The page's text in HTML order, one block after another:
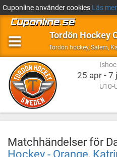
Cuponline använder cookies Läs mer
Tordön Hockey
Tordön hockey,Ishockey
Salem,
25 apr - 7
U10-
Matchhändelser för
Hockey - Orange,